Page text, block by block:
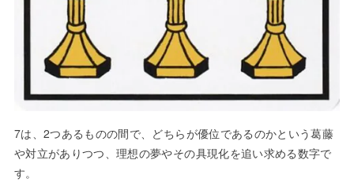
7は、2つあるものの間で、どちらが優位であるのかという葛藤
や対立がありつつ、理想の夢やその具現化を追い求める数字で
す。